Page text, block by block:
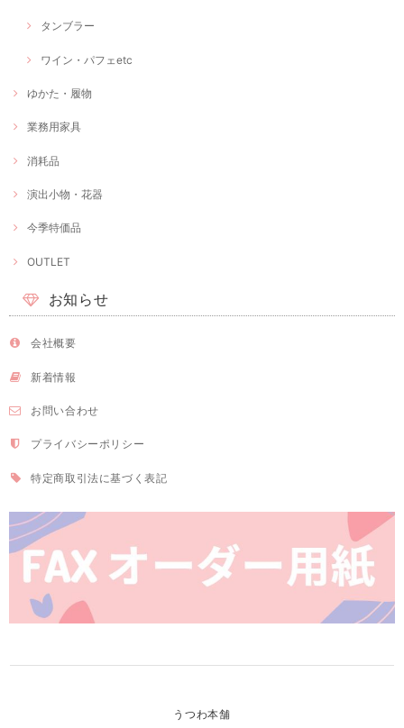
タンブラー
ワイン・パフェetc
ゆかた・履物
業務用家具
消耗品
演出小物・花器
今季特価品
OUTLET
お知らせ
会社概要
新着情報
お問い合わせ
プライバシーポリシー
特定商取引法に基づく表記
うつわ本舗